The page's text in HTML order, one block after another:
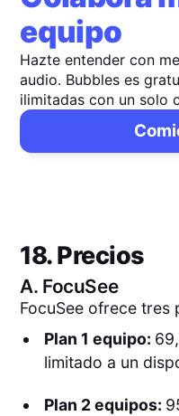
equipo
Hazte entender con
audio. Bubbles es
ilimitadas con un solo
18. Precios
A. FocuSee
FocuSee ofrece tres
Plan 1 equipo:
limitado a un
Plan 2 equipos: